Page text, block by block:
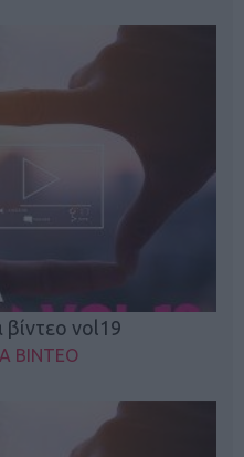
βίντεο vol19
ΒΙΝΤΕΟ